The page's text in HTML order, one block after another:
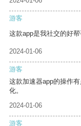
游客
这款app是我社交的好
2024-01-06
游客
这款加速器app的操作
化。
2024-01-06
游客